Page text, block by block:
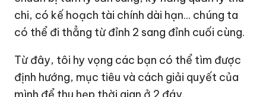
chi, có kế hoạch tài chính dài hạn... chúng ta
có thể đi thẳng từ đỉnh 2 sang đỉnh cuối cùng.
Từ đây, tôi hy vọng các bạn có thể tìm được
định hướng, mục tiêu và cách giải quyết của